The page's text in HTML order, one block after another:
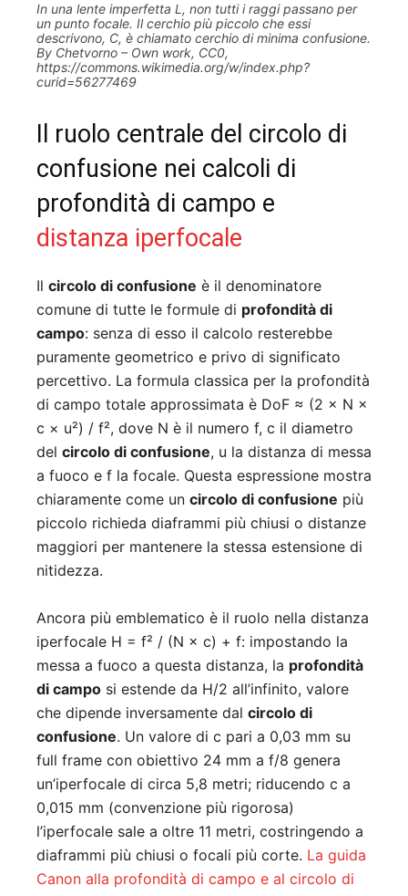
In una lente imperfetta L, non tutti i raggi passano per
un punto focale. Il cerchio più piccolo che essi
descrivono, C, è chiamato cerchio di minima confusione.
By Chetvorno – Own work, CC0,
https://commons.wikimedia.org/w/index.php?
curid=56277469
Il ruolo centrale del circolo di
confusione nei calcoli di
profondità di campo e
distanza iperfocale
Il circolo di confusione è il denominatore
comune di tutte le formule di profondità di
campo: senza di esso il calcolo resterebbe
puramente geometrico e privo di significato
percettivo. La formula classica per la profondità
di campo totale approssimata è DoF ≈ (2 × N ×
c × u²) / f², dove N è il numero f, c il diametro
del circolo di confusione, u la distanza di messa
a fuoco e f la focale. Questa espressione mostra
chiaramente come un circolo di confusione più
piccolo richieda diaframmi più chiusi o distanze
maggiori per mantenere la stessa estensione di
nitidezza.
Ancora più emblematico è il ruolo nella distanza
iperfocale H = f² / (N × c) + f: impostando la
messa a fuoco a questa distanza, la profondità
di campo si estende da H/2 all’infinito, valore
che dipende inversamente dal circolo di
confusione. Un valore di c pari a 0,03 mm su
full frame con obiettivo 24 mm a f/8 genera
un’iperfocale di circa 5,8 metri; riducendo c a
0,015 mm (convenzione più rigorosa)
l’iperfocale sale a oltre 11 metri, costringendo a
diaframmi più chiusi o focali più corte. La guida
Canon alla profondità di campo e al circolo di